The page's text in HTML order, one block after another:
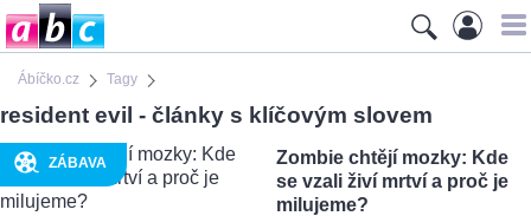
Ábíčko.cz Tagy
resident evil - články s klíčovým slovem
ZÁBAVA
Zombie chtějí mozky: Kde
se vzali živí mrtví a proč je
milujeme?